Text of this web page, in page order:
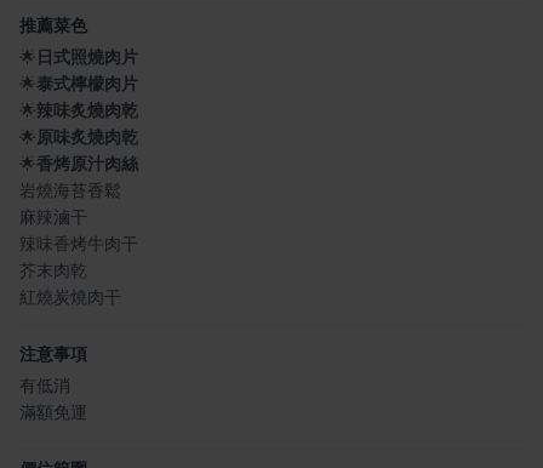
推薦菜色
🌟 日式照燒肉片
🌟泰式檸檬肉片
🌟辣味炙燒肉乾
🌟 原味炙燒肉乾
🌟香烤原汁肉絲
岩燒海苔香鬆
麻辣滷干
辣味香烤牛肉干
芥末肉乾
紅燒炭燒肉干
注意事項
有低消
滿額免運